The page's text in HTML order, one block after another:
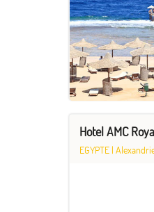
Hotel AMC
EGYPTE |